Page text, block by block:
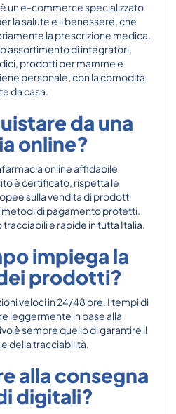
un e-commerce specializzato
la salute e il benessere, che
la prescrizione medica.
assortimento di integratori,
prodotti per mamme e
personale, con la comodità
da casa.
da una
online?
online affidabile
è certificato, rispetta le
sulla vendita di prodotti
di pagamento protetti.
e rapide in tutta Italia.
impiega la
prodotti?
veloci in 24/48 ore. I tempi di
leggermente in base alla
è sempre quello di garantire il
della tracciabilità.
alla consegna
digitali?